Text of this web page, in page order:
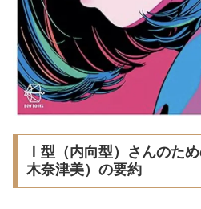
Ｉ型（内向型）さんのた
木奈津美）の要約